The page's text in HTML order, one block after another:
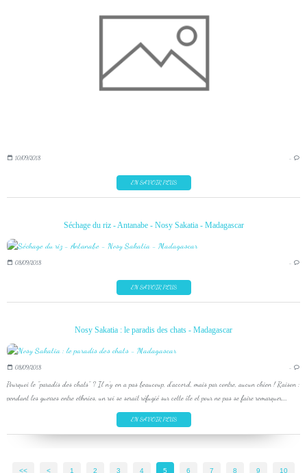
10/09/2018 …
EN SAVOIR PLUS
Séchage du riz - Antanabe - Nosy Sakatia - Madagascar
08/09/2018 …
EN SAVOIR PLUS
Nosy Sakatia : le paradis des chats - Madagascar
08/09/2018 …
Pourquoi le "paradis des chats" ? Il n'y en a pas beaucoup, d'accord, mais par contre, aucun chien ! Raison :
pendant les guerres entre ethnies, un roi se serait réfugié sur cette île et pour ne pas se faire remarquer,...
EN SAVOIR PLUS
<< < 1 2 3 4 5 6 7 8 9 10